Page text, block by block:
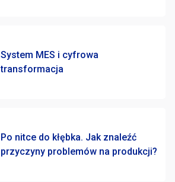
System MES i cyfrowa
transformacja
Po nitce do kłębka. Jak znaleźć
przyczyny problemów na produkcji?